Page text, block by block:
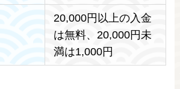
20,000円以上の入金
は無料、20,000円未
満は1,000円